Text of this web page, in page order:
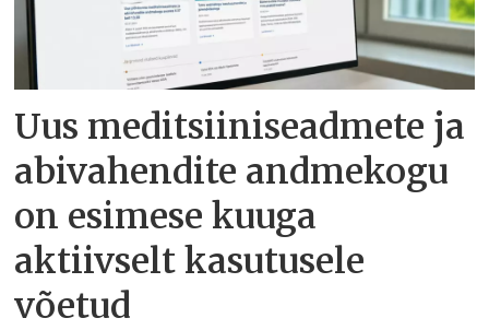
Uus meditsiiniseadmete ja
abivahendite andmekogu
on esimese kuuga
aktiivselt kasutusele
võetud